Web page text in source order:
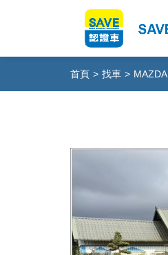
首頁 > 找車 > MAZDA